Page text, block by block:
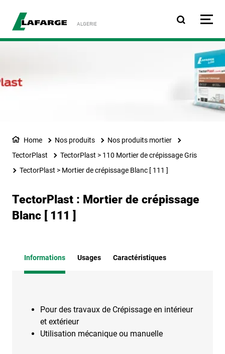
ALGERIE
Home Nos produits
Nos produits mortier
TectorPlast
TectorPlast > 110 Mortier de crépissage Gris
TectorPlast > Mortier de crépissage Blanc [ 111 ]
TectorPlast : Mortier de crépissage
Blanc [ 111 ]
Informations Usages Caractéristiques
Pour des travaux de Crépissage en intérieur
et extérieur
Utilisation mécanique ou manuelle